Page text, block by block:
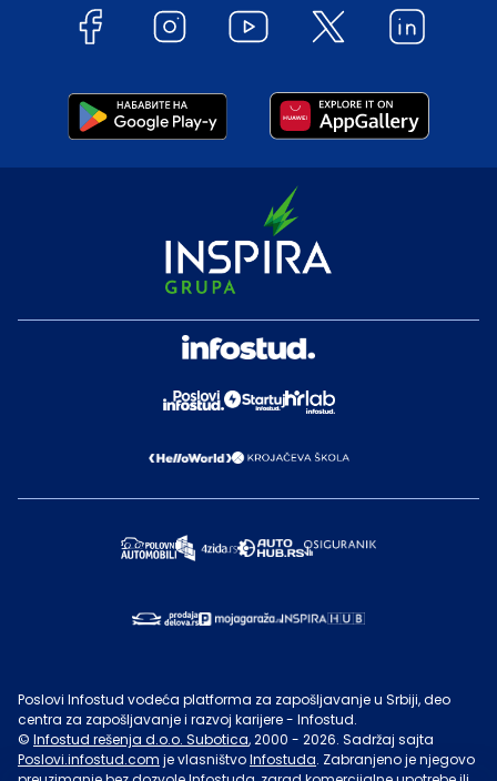
Poslovi Infostud vodeća platforma za zapošljavanje u Srbiji, deo
centra za zapošljavanje i razvoj karijere - Infostud.
© Infostud rešenja d.o.o. Subotica, 2000 - 2026. Sadržaj sajta
Poslovi.infostud.com je vlasništvoInfostuda. Zabranjeno je njegovo